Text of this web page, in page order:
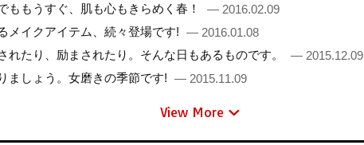
ももうすぐ、肌も心もきらめく春！
— 2016.02.09
メイクアイテム、続々登場です! — 2016.01.08
れたり、励まされたり。そんな日もあるものです。
— 2015.12.09
ましょう。女磨きの季節です! — 2015.11.09
View More